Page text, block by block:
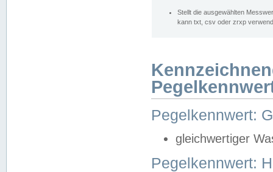
Stellt die ausgewählten
kann txt, csv oder zrxp
Pegelkennwert:
gleichwertiger
Pegelkennwert: